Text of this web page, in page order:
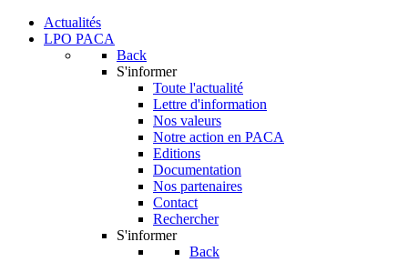
Actualités
LPO PACA
Back
S'informer
Toute l'actualité
Lettre d'information
Nos valeurs
Notre action en PACA
Editions
Documentation
Nos partenaires
Contact
Rechercher
S'informer
Back